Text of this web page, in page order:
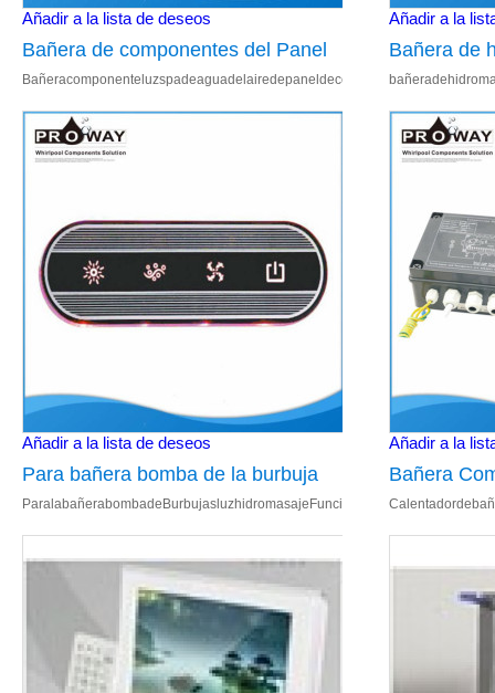
Añadir a la lista de deseos
Bañera de componentes del Panel
de Control de agua de la bomba de
aire ligero Spa electrónico
Bañeracomponenteluzspadeaguadelairedepaneldecontrolelectrónico
Añadir a la
Bañera de
agua Spa
Añadir a la lista de deseos
Para bañera bomba de la burbuja
luz de hidromasaje de Control
multifunción
ParalabañerabombadeBurbujasluzhidromasajeFuncióndecontrol
Añadir a la
Bañera
calentador
balneario